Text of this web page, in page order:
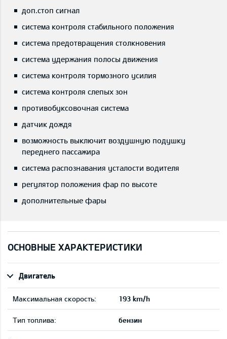
доп.стоп сигнал
система контроля стабильного положения
система предотвращения столкновения
система удержания полосы движения
система контроля тормозного усилия
система контроля слепых зон
противобуксовочная система
датчик дождя
возможность выключит воздушную подушку
переднего пассажира
система распознавания усталости водителя
регулятор положения фар по высоте
дополнительные фары
ОСНОВНЫЕ ХАРАКТЕРИСТИКИ
Двигатель
Максимальная скорость: 193 km/h
Тип топлива: бензин